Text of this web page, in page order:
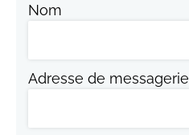
Nom
Adresse de messagerie